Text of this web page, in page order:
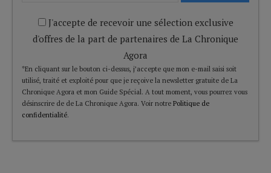
J'accepte de recevoir une sélection exclusive
d'offres de la part de partenaires de La Chronique
Agora
*En cliquant sur le bouton ci-dessus, j’accepte que mon e-mail saisi soit
utilisé, traité et exploité pour que je reçoive la newsletter gratuite de La
Chronique Agora et mon Guide Spécial. A tout moment, vous pourrez vous
désinscrire de de La Chronique Agora. Voir notre Politique de
confidentialité.